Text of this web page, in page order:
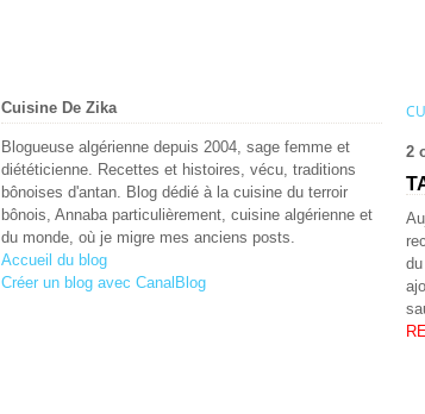
Cuisine De Zika
Blogueuse algérienne depuis 2004, sage femme et
diététicienne. Recettes et histoires, vécu, traditions
bônoises d'antan. Blog dédié à la cuisine du terroir
bônois, Annaba particulièrement, cuisine algérienne et
du monde, où je migre mes anciens posts.
Accueil du blog
Créer un blog avec CanalBlog
2